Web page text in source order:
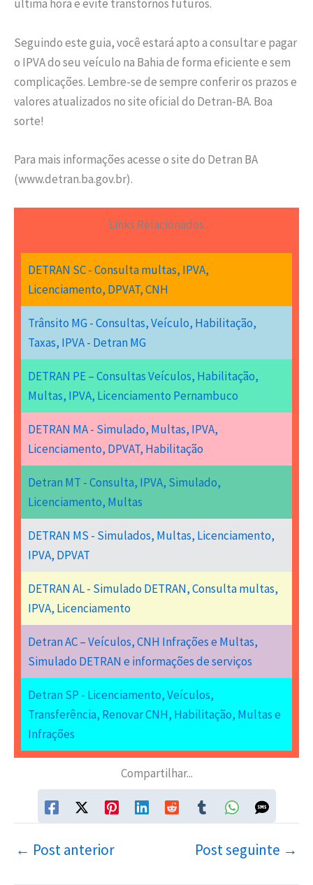
última hora e evite transtornos futuros.
Seguindo este guia, você estará apto a consultar e pagar
o IPVA do seu veículo na Bahia de forma eficiente e sem
complicações. Lembre-se de sempre conferir os prazos e
valores atualizados no site oficial do Detran-BA. Boa
sorte!
Para mais informações acesse o site do Detran BA
(www.detran.ba.gov.br).
Links Relacionados
DETRAN SC - Consulta multas, IPVA,
Licenciamento, DPVAT, CNH
Trânsito MG - Consultas, Veículo, Habilitação,
Taxas, IPVA - Detran MG
DETRAN PE – Consultas Veículos, Habilitação,
Multas, IPVA, Licenciamento Pernambuco
DETRAN MA - Simulado, Multas, IPVA,
Licenciamento, DPVAT, Habilitação
Detran MT - Consulta, IPVA, Simulado,
Licenciamento, Multas
DETRAN MS - Simulados, Multas, Licenciamento,
IPVA, DPVAT
DETRAN AL - Simulado DETRAN, Consulta multas,
IPVA, Licenciamento
Detran AC – Veículos, CNH Infrações e Multas,
Simulado DETRAN e informações de serviços
Detran SP - Licenciamento, Veículos,
Transferência, Renovar CNH, Habilitação, Multas e
Infrações
Compartilhar...
← Post anterior Post seguinte →